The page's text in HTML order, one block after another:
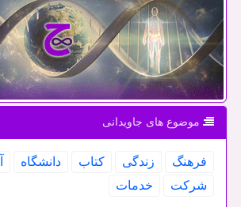
موضوع های جاویدانی
فرهنگ زندگی كتاب دانشگاه
شركت
خدمات